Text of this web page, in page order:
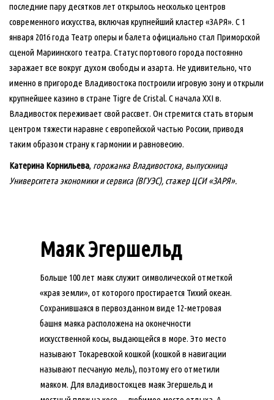
последние пару десятков лет открылось несколько центров
современного искусства, включая крупнейший кластер «ЗАРЯ». С 1
января 2016 года Театр оперы и балета официально стал Приморской
сценой Мариинского театра. Статус портового города постоянно
заражает все вокруг духом свободы и азарта. Не удивительно, что
именно в пригороде Владивостока построили игровую зону и открыли
крупнейшее казино в стране Tigre de Cristal. С начала XXI в.
Владивосток переживает свой рассвет. Он стремится стать вторым
центром тяжести наравне с европейской частью России, приводя
таким образом страну к гармонии и равновесию.
Катерина Корнильева, горожанка Владивостока, выпускница
Университета экономики и сервиса (ВГУЭС), стажер ЦСИ «ЗАРЯ».
Маяк Эгершельд
Больше 100 лет маяк служит символической отметкой
«края земли», от которого простирается Тихий океан.
Сохранившаяся в первозданном виде 12-метровая
башня маяка расположена на оконечности
искусственной косы, выдающейся в море. Это место
называют Токаревской кошкой (кошкой в навигации
называют песчаную мель), поэтому его отметили
маяком. Для владивостокцев маяк Эгершельд и